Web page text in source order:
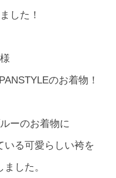
した！
のお着物！
ーのお着物に
いる可愛らしい袴を
した。